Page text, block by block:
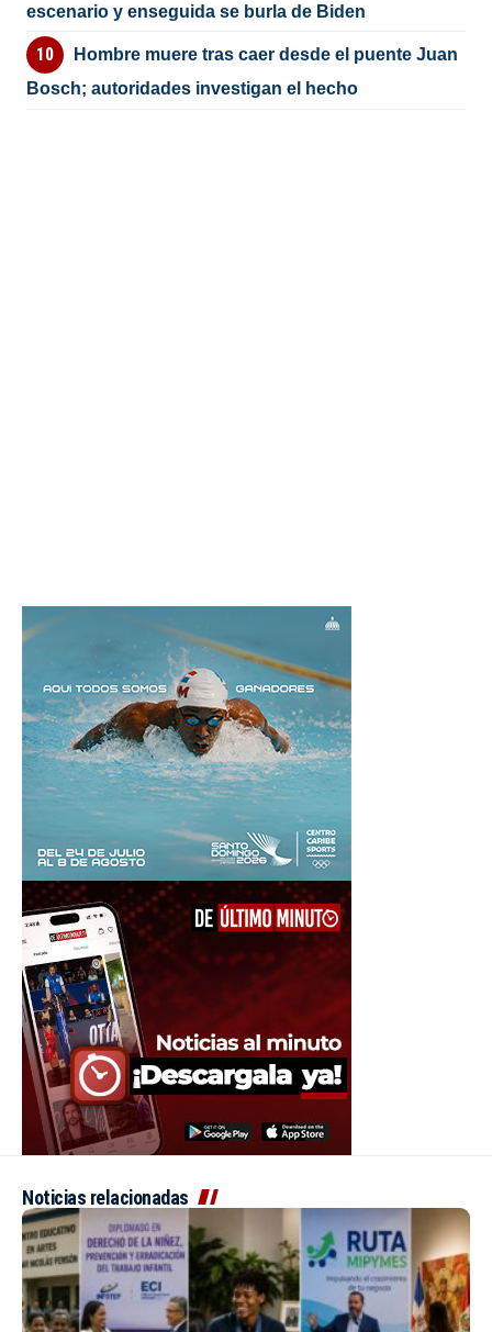
escenario y enseguida se burla de Biden
Hombre muere tras caer desde el puente Juan
Bosch; autoridades investigan el hecho
Noticias relacionadas